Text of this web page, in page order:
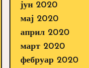
јун 2020
мај 2020
април 2020
март 2020
фебруар 2020